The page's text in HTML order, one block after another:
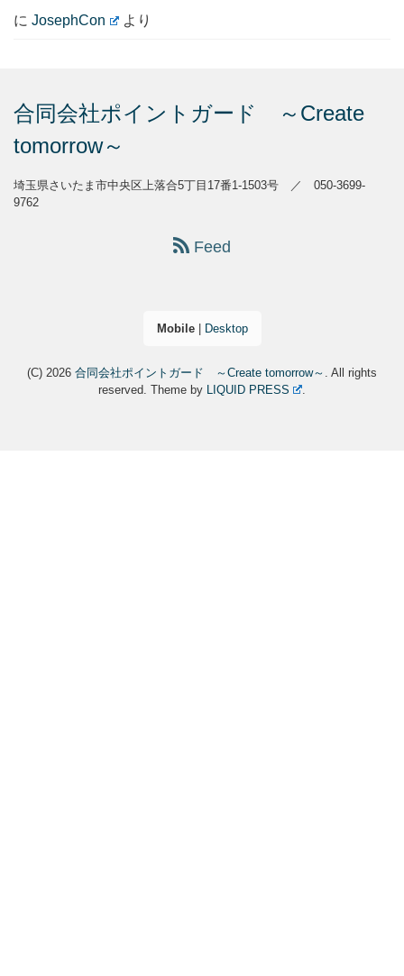
に JosephCon より
合同会社ポイントガード ～Create
tomorrow～
埼玉県さいたま市中央区上落合5丁目17番1-1503号 ／ 050-3699-
9762
Feed
Mobile| Desktop
(C) 2026 合同会社ポイントガード ～Create tomorrow～ . All rights
reserved.Theme by LIQUID PRESS .